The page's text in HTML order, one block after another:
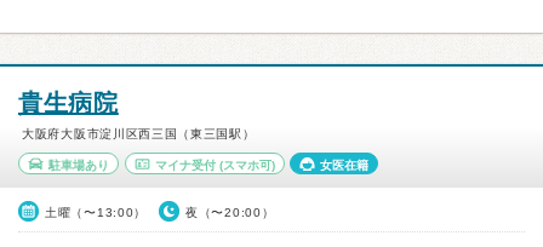
貴生病院
大阪府大阪市淀川区西三国（東三国駅）
駐車場あり マイナ受付(スマホ可) 女医在籍
土曜（〜13:00） 夜（〜20:00）